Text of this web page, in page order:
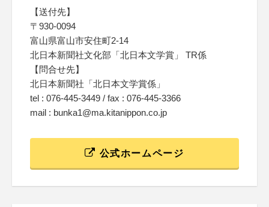
【送付先】
〒930-0094
富山県富山市安住町2-14
北日本新聞社文化部「北日本文学賞」 TR係
【問合せ先】
北日本新聞社「北日本文学賞係」
tel : 076-445-3449 / fax : 076-445-3366
mail : bunka1@ma.kitanippon.co.jp
公式ホームページ